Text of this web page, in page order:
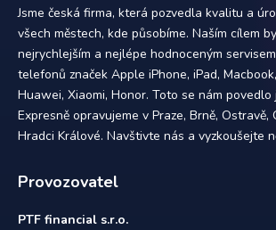
Jsme česká firma, která pozvedla kvalitu a
všech městech, kde působíme. Naším cílem
nejrychlejším a nejlépe hodnoceným
telefonů značek Apple iPhone, iPad,
Huawei, Xiaomi, Honor. Toto se nám povedlo
Expresně opravujeme v Praze, Brně, Ostravě,
Hradci Králové. Navštivte nás a vyzkoušejte
Provozovatel
PTF financial s.r.o.